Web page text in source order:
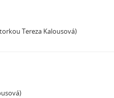
Tereza Kalousová)